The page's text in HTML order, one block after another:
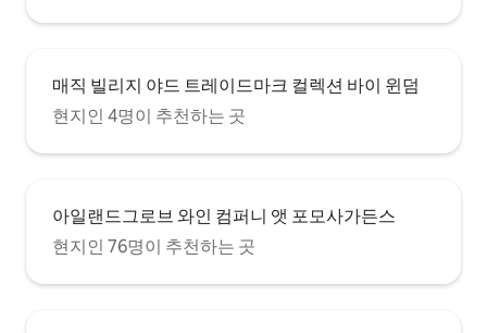
매직 빌리지 야드 트레이드마크 컬렉션 바이 윈덤
현지인 4명이 추천하는 곳
아일랜드그로브 와인 컴퍼니 앳 포모사가든스
현지인 76명이 추천하는 곳